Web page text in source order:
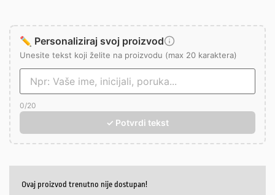
✏️ Personaliziraj svoj proizvod
Unesite tekst koji želite na proizvodu (max 20 karaktera)
0/20
✓ Potvrdi tekst
Ovaj proizvod trenutno nije dostupan!